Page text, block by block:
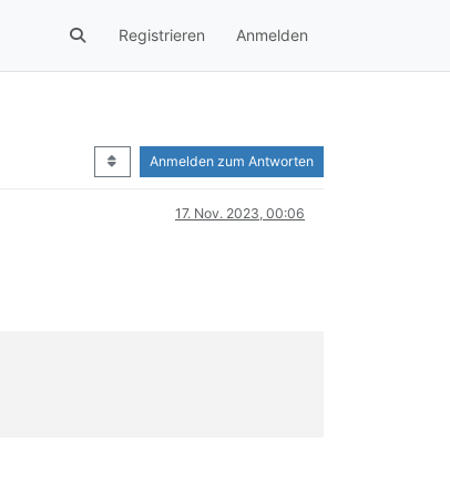
Registrieren Anmelden
Anmelden zum Antworten
17. Nov. 2023, 00:06